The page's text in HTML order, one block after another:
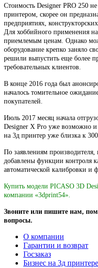
Стоимость Designer PRO 250
принтером, скорее он
предприятиях,
Для хоббийного применения
приемлемым ценам. Однако
оборудование крепко заняло
решили выпустить еще более
требовательных клиентов.
В конце 2016 года был
началось томительное
покупателей.
Июль 2017 месяц начала
Designer X Pro уже возможно и
на 3д принтер уже близка к
По заявлениям
добавлены функции контроля
автоматической калибровки и
Купить модели PICASO 3D
компании «3dprint54».
Звоните или пишите нам,
вопросы.
О компании
Гарантии и возврат
Госзаказ
Бизнес на 3д принтере